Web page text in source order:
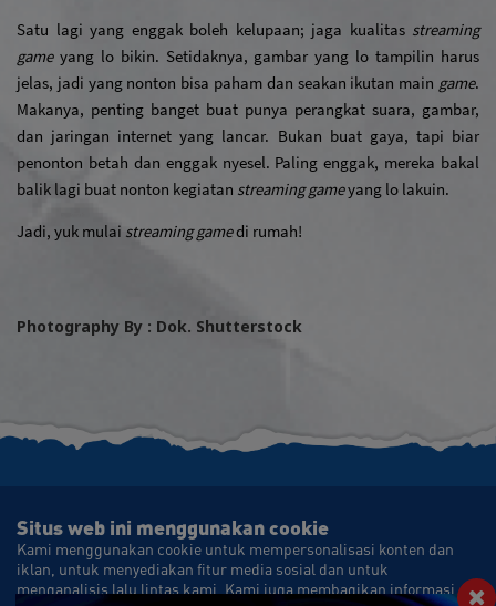
Satu lagi yang enggak boleh kelupaan; jaga kualitas streaming
game yang lo bikin. Setidaknya, gambar yang lo tampilin harus
jelas, jadi yang nonton bisa paham dan seakan ikutan main game.
Makanya, penting banget buat punya perangkat suara, gambar,
dan jaringan internet yang lancar. Bukan buat gaya, tapi biar
penonton betah dan enggak nyesel. Paling enggak, mereka bakal
balik lagi buat nonton kegiatan streaming game yang lo lakuin.
Jadi, yuk mulai streaming game di rumah!
Photography By : Dok. Shutterstock
STAY CONNECTED WITH AUTHENTICITY.ID
✉ info@authenticity.id Authenticity_id authenticity_id
Situs web ini menggunakan cookie
Kami menggunakan cookie untuk mempersonalisasi konten dan
iklan, untuk menyediakan fitur media sosial dan untuk
menganalisis lalu lintas kami. Kami juga membagikan informasi